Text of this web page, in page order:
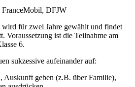
FranceMobil, DFJW
für zwei Jahre gewählt und findet
Voraussetzung ist die Teilnahme am
6.
sukzessive aufeinander auf:
Auskunft geben (z.B. über Familie),